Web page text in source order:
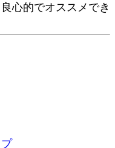
心的でオススメでき